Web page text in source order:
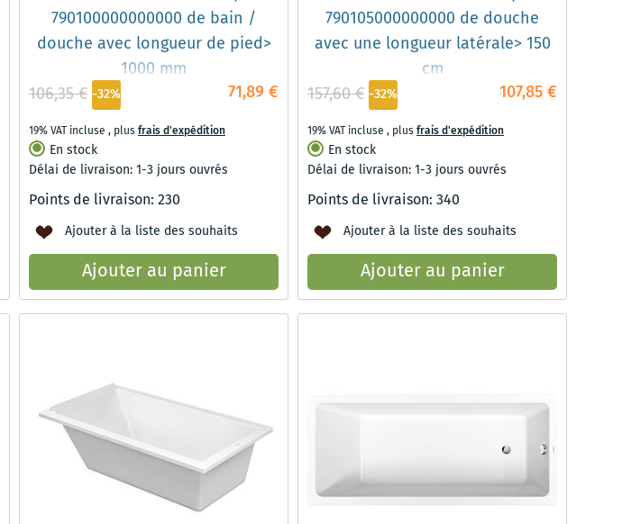
790100000000000 de bain /
douche avec longueur de pied>
1000 mm
71,89 €
106,35 € -32%
19% VAT incluse , plusfrais d'expédition
En stock
Délai de livraison: 1-3 jours ouvrés
Points de livraison: 230
Ajouter à la liste des souhaits
Ajouter au panier
790105000000000 de douche
avec une longueur latérale> 150
cm
107,85 €
157,60 € -32%
19% VAT incluse , plusfrais d'expédition
En stock
Délai de livraison: 1-3 jours ouvrés
Points de livraison: 340
Ajouter à la liste des souhaits
Ajouter au panier